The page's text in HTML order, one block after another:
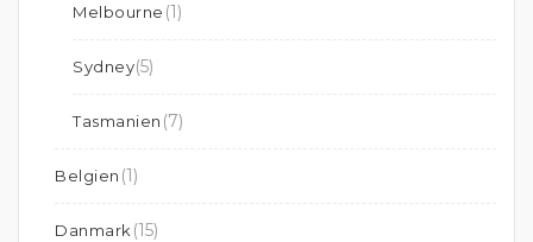
Melbourne (1)
Sydney(5)
Tasmanien (7)
Belgien (1)
Danmark (15)